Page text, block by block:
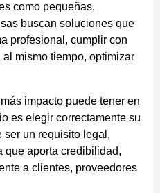
como pequeñas,
buscan soluciones que
profesional, cumplir con
mismo tiempo, optimizar
impacto puede tener en
es elegir correctamente su
un requisito legal,
que aporta credibilidad,
a clientes, proveedores